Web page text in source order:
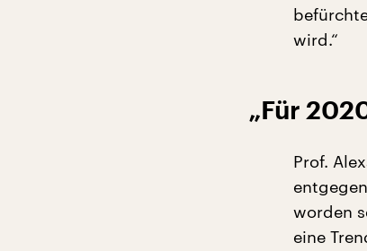
wird.“
„Für
Prof.
worden
eine